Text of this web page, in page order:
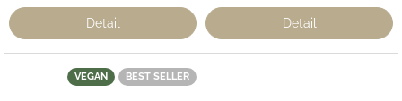
Detail Detail
VEGAN BEST SELLER